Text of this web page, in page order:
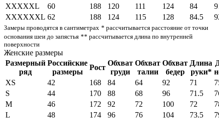
XXXXXL
60 188 120 111 124 84
XXXXXXL 62 188 124 115 128 84.5
Замеры проводятся в сантиметрах * рассчитывается расстояние от точки
основания шеи до запястья ** рассчитывается длина по внутренней
поверхности
Женские размеры
Размерный
ряд
Российские
размеры
Рост
Обхват
груди
Обхват
талии
Обхват
бедер
Длина
руки*
XS
42 168 84 64 92 71
S
44 170 88 68 96 71.5
M
46 172 92 72 100 72
L
48 174 96 76 104 73.5